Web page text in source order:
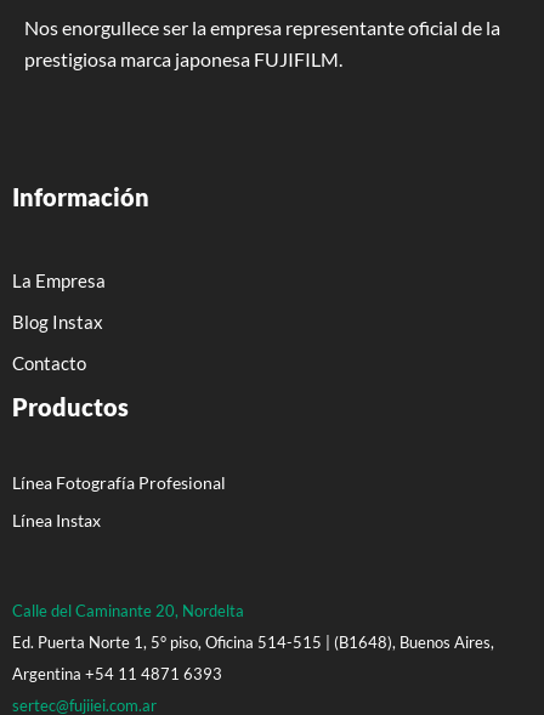
Nos enorgullece ser la empresa representante oficial de la
prestigiosa marca japonesa FUJIFILM.
Información
La Empresa
Blog Instax
Contacto
Productos
Línea Fotografía Profesional
Línea Instax
Calle del Caminante 20, Nordelta
Ed. Puerta Norte 1, 5° piso, Oficina 514-515 | (B1648), Buenos Aires,
Argentina +54 11 4871 6393
sertec@fujiiei.com.ar